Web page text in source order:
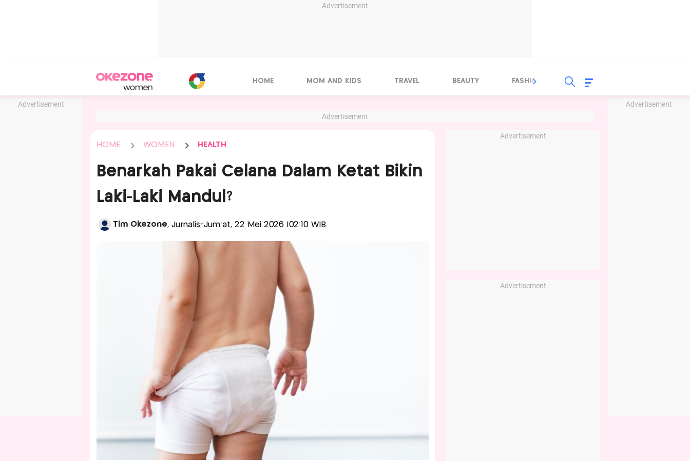
Advertisement
Advertisement Advertisement
HOME MOM AND KIDS TRAVEL BEAUTY FASHION FOOD
Advertisement
HOME WOMEN HEALTH
Benarkah Pakai Celana Dalam Ketat Bikin
Laki-Laki Mandul?
Tim Okezone, Jurnalis-Jum'at, 22 Mei 2026 |02:10 WIB
Advertisement
Advertisement